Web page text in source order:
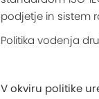
podjetje in sistem
Politika vodenja
V okviru politike